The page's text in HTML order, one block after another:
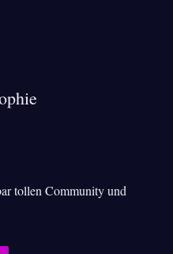
tollen Community und